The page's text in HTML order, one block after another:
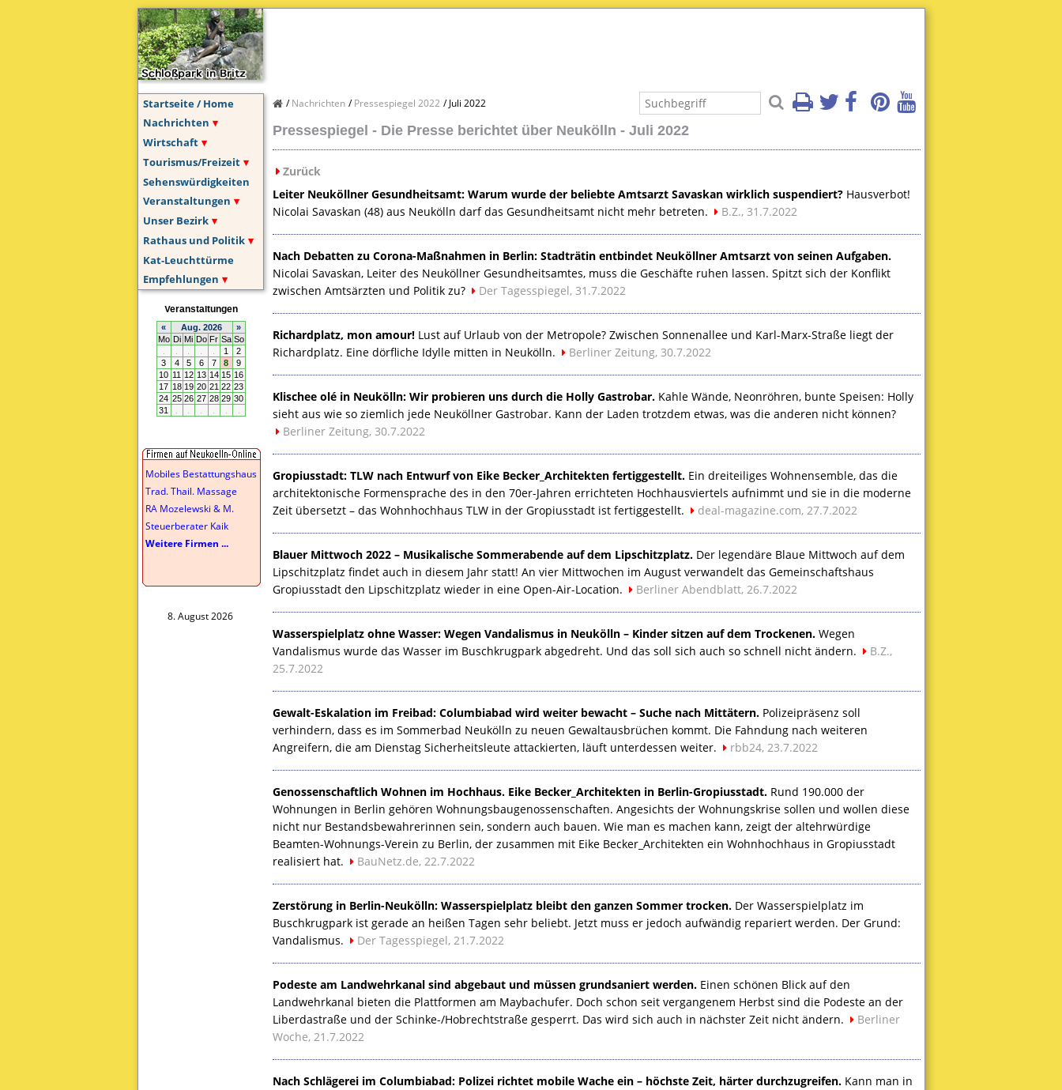
Startseite / Home
Nachrichten
Wirtschaft
Tourismus/Freizeit
Sehenswürdigkeiten
Veranstaltungen
Unser Bezirk
Rathaus und Politik
Kat-Leuchttürme
Empfehlungen
Mobiles Bestattungshaus
Trad. Thail. Massage
RA Mozelewski & M.
Steuerberater Kaik
Weitere Firmen ...
8. August 2026
Nachrichten Pressespiegel 2022 Juli 2022
Pressespiegel - Die Presse berichtet über Neukölln - Juli 2022
Zurück
Leiter Neuköllner Gesundheitsamt: Warum wurde der beliebte Amtsarzt Savaskan wirklich suspendiert?Hausverbot!
Nicolai Savaskan (48) aus Neukölln darf das Gesundheitsamt nicht mehr betreten.
B.Z., 31.7.2022
Nach Debatten zu Corona-Maßnahmen in Berlin: Stadträtin entbindet Neuköllner Amtsarzt von seinen Aufgaben.
Nicolai Savaskan, Leiter des Neuköllner Gesundheitsamtes, muss die Geschäfte ruhen lassen. Spitzt sich der Konflikt
zwischen Amtsärzten und Politik zu?
Der Tagesspiegel, 31.7.2022
Richardplatz, mon amour!Lust auf Urlaub von der Metropole? Zwischen Sonnenallee und Karl-Marx-Straße liegt der
Richardplatz. Eine dörfliche Idylle mitten in Neukölln.
Berliner Zeitung, 30.7.2022
Klischee olé in Neukölln: Wir probieren uns durch die Holly Gastrobar.Kahle Wände, Neonröhren, bunte Speisen: Holly
sieht aus wie so ziemlich jede Neuköllner Gastrobar. Kann der Laden trotzdem etwas, was die anderen nicht können?
Berliner Zeitung, 30.7.2022
Gropiusstadt: TLWnach Entwurf von Eike Becker_Architekten fertiggestellt.Ein dreiteiliges Wohnensemble, das die
architektonische Formensprache des in den 70er-Jahren errichteten Hochhausviertels aufnimmt und sie in die moderne
Zeit übersetzt – das Wohnhochhaus TLWin der Gropiusstadt ist fertiggestellt. deal-magazine.com, 27.7.2022
Blauer Mittwoch 2022 – Musikalische Sommerabende auf dem Lipschitzplatz.Der legendäre Blaue Mittwoch auf dem
Lipschitzplatz findet auch in diesem Jahr statt! An vier Mittwochen im August verwandelt das Gemeinschaftshaus
Gropiusstadt den Lipschitzplatz wieder in eine Open-Air-Location.
Berliner Abendblatt, 26.7.2022
Wasserspielplatz ohne Wasser: Wegen Vandalismus in Neukölln – Kinder sitzen auf dem Trockenen.Wegen
Vandalismus wurde das Wasser im Buschkrugpark abgedreht. Und das soll sich auch so schnell nicht ändern.
B.Z.,
25.7.2022
Gewalt-Eskalation im Freibad: Columbiabad wird weiter bewacht – Suche nach Mittätern.Polizeipräsenz soll
verhindern, dass es im Sommerbad Neukölln zu neuen Gewaltausbrüchen kommt. Die Fahndung nach weiteren
Angreifern, die am Dienstag Sicherheitsleute attackierten, läuft unterdessen weiter.
rbb24, 23.7.2022
Genossenschaftlich Wohnen im Hochhaus. Eike Becker_Architekten in Berlin-Gropiusstadt.Rund 190.000 der
Wohnungen in Berlin gehören Wohnungsbaugenossenschaften. Angesichts der Wohnungskrise sollen und wollen diese
nicht nur Bestandsbewahrerinnen sein, sondern auch bauen. Wie man es machen kann, zeigt der altehrwürdige
Beamten-Wohnungs-Verein zu Berlin, der zusammen mit Eike Becker_Architekten ein Wohnhochhaus in Gropiusstadt
realisiert hat.
BauNetz.de, 22.7.2022
Zerstörung in Berlin-Neukölln: Wasserspielplatz bleibt den ganzen Sommer trocken.Der Wasserspielplatz im
Buschkrugpark ist gerade an heißen Tagen sehr beliebt. Jetzt muss er jedoch aufwändig repariert werden. Der Grund:
Vandalismus.
Der Tagesspiegel, 21.7.2022
Podeste am Landwehrkanal sind abgebaut und müssen grundsaniert werden.Einen schönen Blick auf den
Landwehrkanal bieten die Plattformen am Maybachufer. Doch schon seit vergangenem Herbst sind die Podeste an der
Liberdastraße und der Schinke-/Hobrechtstraße gesperrt. Das wird sich auch in nächster Zeit nicht ändern.
Berliner
Woche, 21.7.2022
Nach Schlägerei im Columbiabad: Polizei richtet mobile Wache ein – höchste Zeit, härter durchzugreifen.Kann man in